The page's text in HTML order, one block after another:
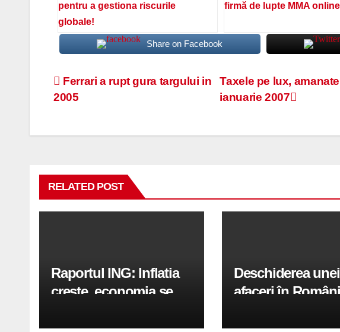
pentru a gestiona riscurile
globale!
firmă de lupte MMA
Share on Facebook
Navigare
articole
Taxele pe lux,
ianuarie 2007
Ferrari a rupt gura targului in
2005
RELATED POST
Raportul ING: Inflatia
creste, economia se
in a doua jumatate a
Deschiderea unei
afaceri în